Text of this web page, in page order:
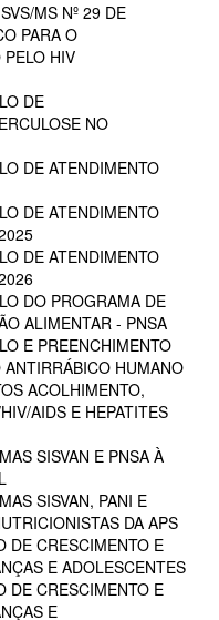
MS Nº 29 DE
PARA O
HIV
DE
NO
DE ATENDIMENTO
DE ATENDIMENTO
DE ATENDIMENTO
DO PROGRAMA DE
ALIMENTAR - PNSA
E PREENCHIMENTO
HUMANO
ACOLHIMENTO,
AIDS E HEPATITES
SISVAN E PNSA À
SISVAN, PANI E
DA APS
DE CRESCIMENTO E
E ADOLESCENTES
DE CRESCIMENTO E
E